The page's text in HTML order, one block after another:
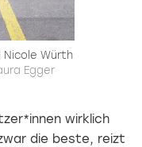
Nicole Würth
Egger
wirklich
die beste, reizt